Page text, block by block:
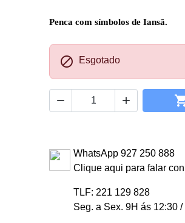
Penca com símbolos de Iansã.
 Esgotado
 
WhatsApp 927 250 888
Clique aqui para falar
TLF: 221 129 828
Seg. a Sex. 9H ás 12:30